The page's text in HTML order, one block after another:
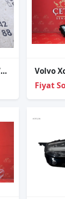
ÇIKMA VOLVO S90 V90 SOL FAR YIKAMA KAPAĞI
Fiyat